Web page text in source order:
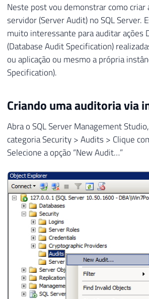
Neste post vou demonstrar como criar
servidor (Server Audit) no SQL Server.
muito interessante para auditar ações
(Database Audit Specification)
ou aplicação ou mesmo a própria
Specification).
Criando uma auditoria via
Abra o SQL Server Management
categoria Security > Audits > Clique
Selecione a opção “New Audit…”